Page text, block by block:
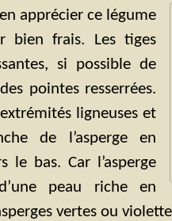
apprécier ce légume
bien frais. Les tiges
si possible de
pointes resserrées.
ligneuses et
de l’asperge en
le bas. Car l’asperge
peau riche en
vertes ou